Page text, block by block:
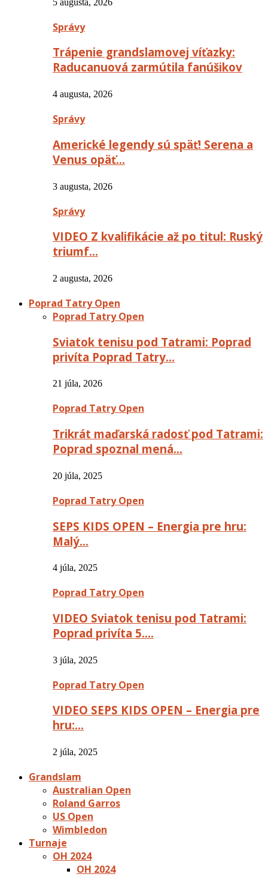
Správy
Trápenie grandslamovej víťazky:
Raducanuová zarmútila fanúšikov
4 augusta, 2026
Správy
Americké legendy sú späť! Serena a
Venus opäť…
3 augusta, 2026
Správy
VIDEO Z kvalifikácie až po titul: Ruský
triumf…
2 augusta, 2026
Poprad Tatry Open
Poprad Tatry Open
Sviatok tenisu pod Tatrami: Poprad
privíta Poprad Tatry…
21 júla, 2026
Poprad Tatry Open
Trikrát maďarská radosť pod Tatrami:
Poprad spoznal mená…
20 júla, 2025
Poprad Tatry Open
SEPS KIDS OPEN – Energia pre hru:
Malý…
4 júla, 2025
Poprad Tatry Open
VIDEO Sviatok tenisu pod Tatrami:
Poprad privíta 5….
3 júla, 2025
Poprad Tatry Open
VIDEO SEPS KIDS OPEN – Energia pre
hru:…
2 júla, 2025
Grandslam
Australian Open
Roland Garros
US Open
Wimbledon
Turnaje
OH 2024
OH 2024